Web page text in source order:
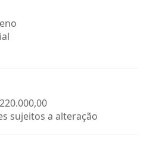
sujeitos a alteração